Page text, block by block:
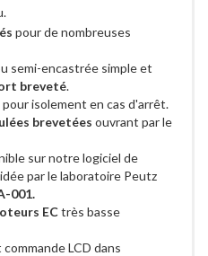
pour de nombreuses
semi-encastrée simple et
breveté.
pour isolement en cas d'arrêt.
brevetées ouvrant par le
sur notre logiciel de
par le laboratoire Peutz
001.
ECtrès basse
LCD dans